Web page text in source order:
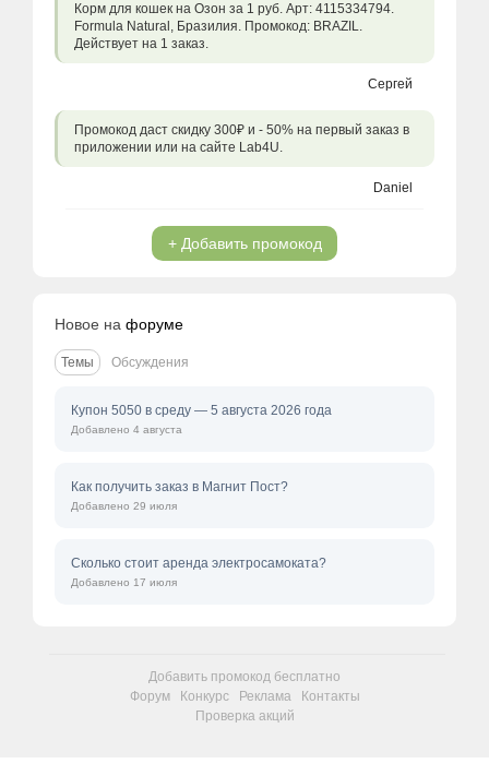
Корм для кошек на Озон за 1 руб. Арт: 4115334794.
Formula Natural, Бразилия. Промокод: BRAZIL.
Действует на 1 заказ.
Сергей
Промокод даст скидку 300₽ и - 50% на первый заказ в
приложении или на сайте Lab4U.
Daniel
+ Добавить промокод
Новое на форуме
Темы Обсуждения
Купон 5050 в среду — 5 августа 2026 года
Добавлено 4 августа
Как получить заказ в Магнит Пост?
Добавлено 29 июля
Сколько стоит аренда электросамоката?
Добавлено 17 июля
Добавить промокод бесплатно
Форум
Конкурс Реклама
Контакты
Проверка акций